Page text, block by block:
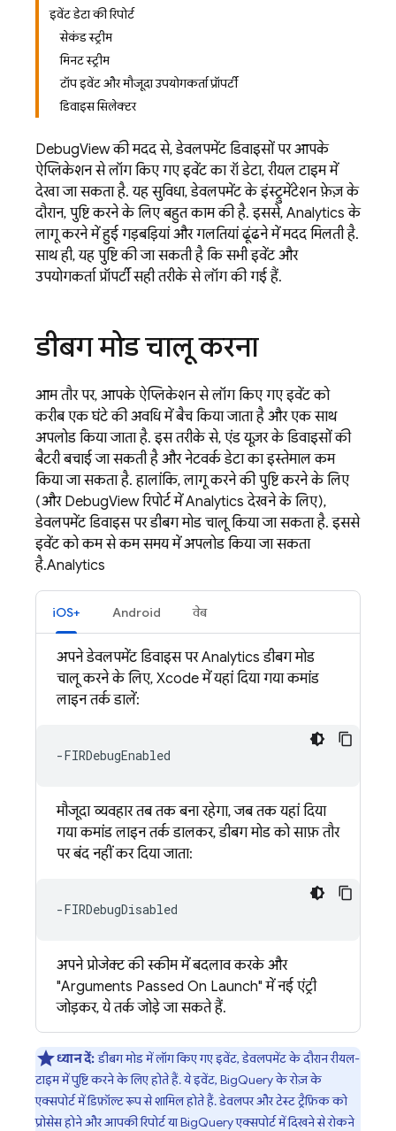
इवेंट डेटा की रिपोर्ट
सेकंड स्ट्रीम
मिनट स्ट्रीम
टॉप इवेंट और मौजूदा उपयोगकर्ता प्रॉपर्टी
डिवाइस सिलेक्टर
DebugView की मदद से, डेवलपमेंट डिवाइसों पर आपके
ऐप्लिकेशन से लॉग किए गए इवेंट का रॉ डेटा, रीयल टाइम में
देखा जा सकता है. यह सुविधा, डेवलपमेंट के इंस्ट्रुमेंटेशन फ़ेज़ के
दौरान, पुष्टि करने के लिए बहुत काम की है. इससे, Analytics के
लागू करने में हुई गड़बड़ियां और गलतियां ढूंढने में मदद मिलती है.
साथ ही, यह पुष्टि की जा सकती है कि सभी इवेंट और
उपयोगकर्ता प्रॉपर्टी सही तरीके से लॉग की गई हैं.
डीबग मोड चालू करना
आम तौर पर, आपके ऐप्लिकेशन से लॉग किए गए इवेंट को
करीब एक घंटे की अवधि में बैच किया जाता है और एक साथ
अपलोड किया जाता है. इस तरीके से, एंड यूज़र के डिवाइसों की
बैटरी बचाई जा सकती है और नेटवर्क डेटा का इस्तेमाल कम
किया जा सकता है. हालांकि, लागू करने की पुष्टि करने के लिए
(और DebugView रिपोर्ट मेंAnalytics देखने के लिए),
डेवलपमेंट डिवाइस पर डीबग मोड चालू किया जा सकता है. इससे
इवेंट को कम से कम समय में अपलोड किया जा सकता
है.Analytics
iOS+ Android वेब
अपने डेवलपमेंट डिवाइस परAnalytics डीबग मोड
चालू करने के लिए, Xcode में यहां दिया गया कमांड
लाइन तर्क डालें:
मौजूदा व्यवहार तब तक बना रहेगा, जब तक यहां दिया
गया कमांड लाइन तर्क डालकर, डीबग मोड को साफ़ तौर
पर बंद नहीं कर दिया जाता:
अपने प्रोजेक्ट की स्कीम में बदलाव करके और
"Arguments Passed On Launch" में नई एंट्री
जोड़कर, ये तर्क जोड़े जा सकते हैं.
ध्यान दें:डीबग मोड में लॉग किए गए इवेंट, डेवलपमेंट के दौरान रीयल-
टाइम में पुष्टि करने के लिए होते हैं. ये इवेंट, BigQuery के रोज़ के
एक्सपोर्ट में डिफ़ॉल्ट रूप से शामिल होते हैं. डेवलपर और टेस्ट ट्रैफ़िक को
प्रोसेस होने और आपकी रिपोर्ट या BigQuery एक्सपोर्ट में दिखने से रोकने